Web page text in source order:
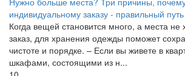
индивидуальному заказу - правильный путь
Когда вещей становится много, а места
заказ, для хранения одежды поможет
чистоте и порядке. – Если вы живете в
шкафами, состоящими из н...